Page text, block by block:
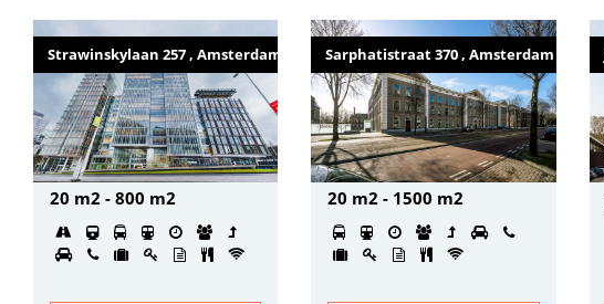
Strawinskylaan 257 , Amsterdam
20 m2 - 800 m2
Sarphatistraat 370 , Amsterdam
20 m2 - 1500 m2